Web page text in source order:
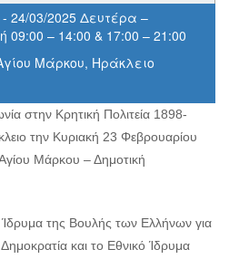
- 24/03/2025 Δευτέρα –
09:00 – 14:00 & 17:00 – 21:00
Μάρκου, Ηράκλειο
στην Κρητική Πολιτεία 1898-
την Κυριακή 23 Φεβρουαρίου
Μάρκου – Δημοτική
της Βουλής των Ελλήνων για
και το Εθνικό Ίδρυμα